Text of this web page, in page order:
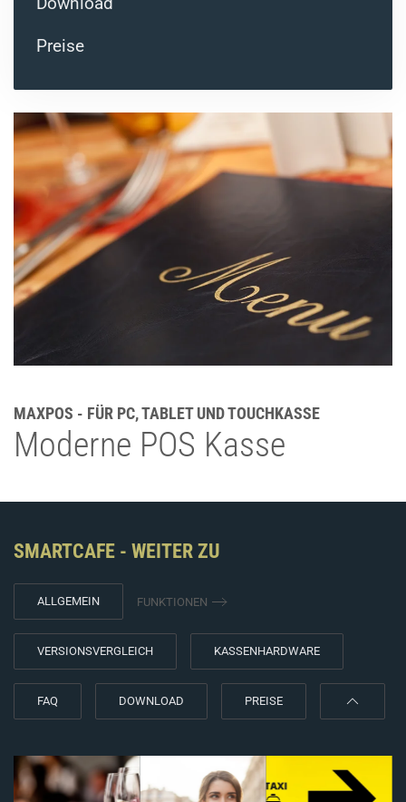
Preise
MAXPOS - FÜR PC, TABLET UND TOUCHKASSE
Moderne POS Kasse
SMARTCAFE - WEITER ZU
ALLGEMEIN FUNKTIONEN
VERSIONSVERGLEICH KASSENHARDWARE
FAQ DOWNLOAD PREISE